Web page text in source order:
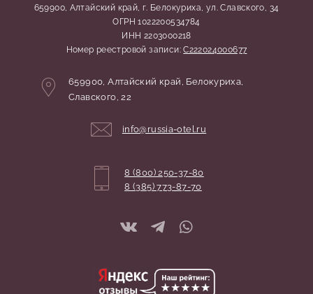
Адрес:
659900,Алтайский край, Белокуриха,
Славского, 22
Координаты:info@russia-otel.ru
659900, Алтайский край, г. Белокуриха, ул. Славского, 34
ОГРН 1022200534784
ИНН 2203000218
Номер реестровой записи:С222024000677
8 (800) 250-37-80
8 (385) 773-87-70